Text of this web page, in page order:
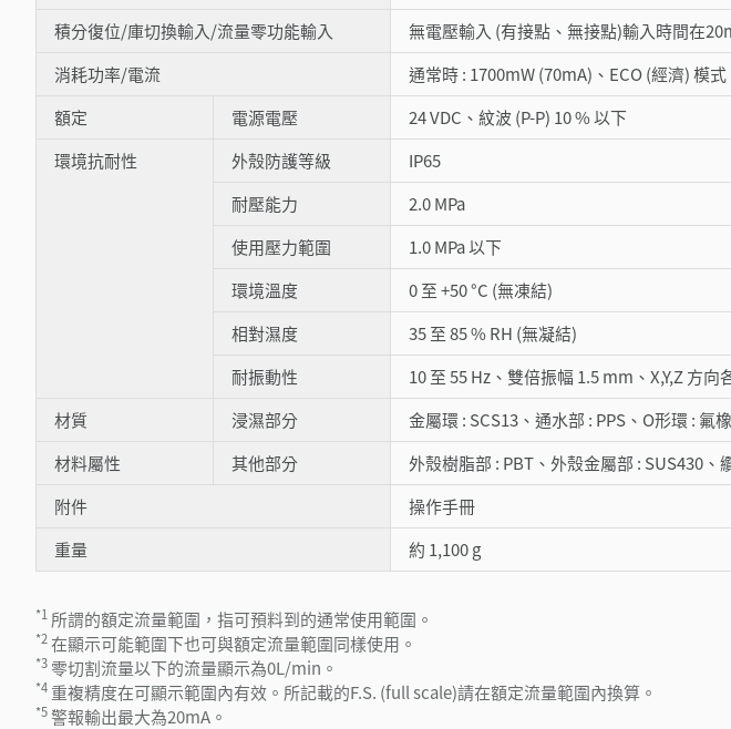
積分復位/庫切換輸入/流量零功能輸入
無電壓輸入 (有接點、無接點)輸入時間在
消耗功率/電流
通常時 : 1700mW (70mA)、ECO (經濟) 模
額定
電源電壓
24 VDC、紋波 (P-P) 10 % 以下
環境抗耐性
外殼防護等級
IP65
耐壓能力
2.0 MPa
使用壓力範圍
1.0 MPa 以下
環境溫度
0 至 +50 °C (無凍結)
相對濕度
35 至 85 % RH (無凝結)
耐振動性
10 至 55 Hz、雙倍振幅 1.5 mm、X,Y,Z 方向
材質
浸濕部分
金屬環 : SCS13、通水部 : PPS、O形環 : 氟
材料屬性
其他部分
外殼樹脂部 : PBT、外殼金屬部 : SUS430、
附件
操作手冊
重量
約 1,100 g
*1 所謂的額定流量範圍，指可預料到的通常使用範圍。
*2在顯示可能範圍下也可與額定流量範圍同樣使用。
*3 零切割流量以下的流量顯示為0L/min。
*4 重複精度在可顯示範圍內有效。所記載的F.S. (full scale)請在額定流量範圍內換算。
*5警報輸出最大為20mA。